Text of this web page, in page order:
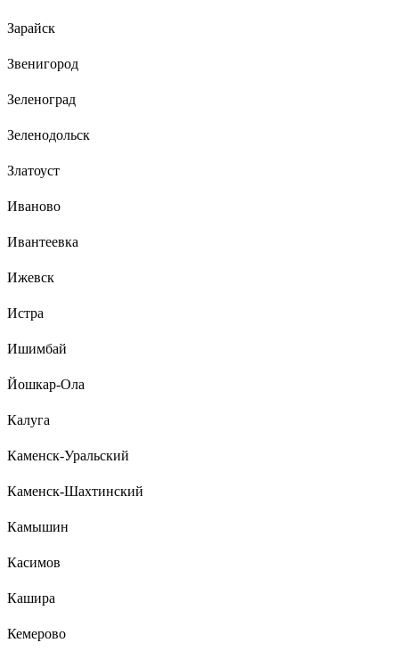
Зарайск
Звенигород
Зеленоград
Зеленодольск
Златоуст
Иваново
Ивантеевка
Ижевск
Истра
Ишимбай
Йошкар-Ола
Калуга
Каменск-Уральский
Каменск-Шахтинский
Камышин
Касимов
Кашира
Кемерово